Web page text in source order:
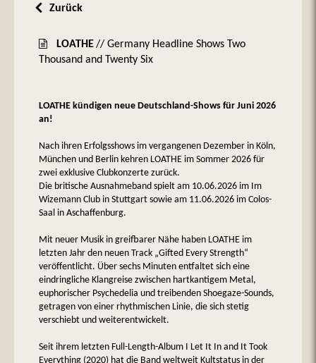
Zurück
LOATHE// Germany Headline Shows Two
Thousand and Twenty Six
LOATHE kündigen neue Deutschland-Shows für Juni 2026
an!
Nach ihren Erfolgsshows im vergangenen Dezember in Köln,
München und Berlin kehren LOATHE im Sommer 2026 für
zwei exklusive Clubkonzerte zurück.
Die britische Ausnahmeband spielt am 10.06.2026 im Im
Wizemann Club in Stuttgart sowie am 11.06.2026 im Colos-
Saal in Aschaffenburg.
Mit neuer Musik in greifbarer Nähe haben LOATHE im
letzten Jahr den neuen Track „Gifted Every Strength“
veröffentlicht. Über sechs Minuten entfaltet sich eine
eindringliche Klangreise zwischen hartkantigem Metal,
euphorischer Psychedelia und treibenden Shoegaze-Sounds,
getragen von einer rhythmischen Linie, die sich stetig
verschiebt und weiterentwickelt.
Seit ihrem letzten Full-Length-Album I Let It In and It Took
Everything (2020) hat die Band weltweit Kultstatus in der